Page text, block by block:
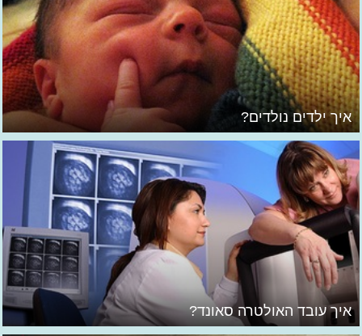
איך ילדים נולדים?
איך עובד האולטרה סאונד?